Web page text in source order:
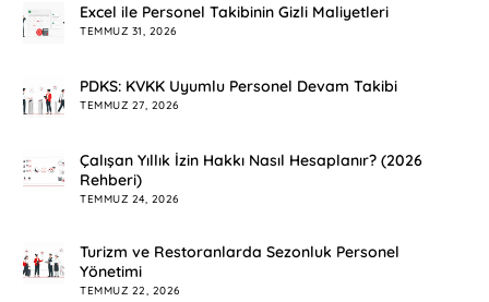
Excel ile Personel Takibinin Gizli Maliyetleri
TEMMUZ 31, 2026
PDKS: KVKK Uyumlu Personel Devam Takibi
TEMMUZ 27, 2026
Çalışan Yıllık İzin Hakkı Nasıl Hesaplanır? (2026
Rehberi)
TEMMUZ 24, 2026
Turizm ve Restoranlarda Sezonluk Personel
Yönetimi
TEMMUZ 22, 2026